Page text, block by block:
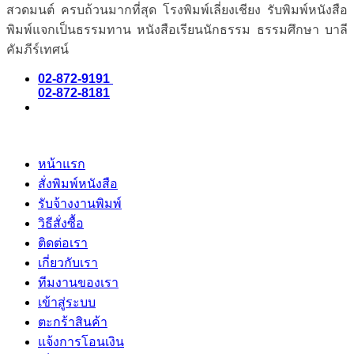
สวดมนต์ ครบถ้วนมากที่สุด โรงพิมพ์เลี่ยงเชียง รับพิมพ์หนังสือ
พิมพ์แจกเป็นธรรมทาน หนังสือเรียนนักธรรม ธรรมศึกษา บาลี
คัมภีร์เทศน์
02-872-9191
02-872-8181
หน้าแรก
สั่งพิมพ์หนังสือ
รับจ้างงานพิมพ์
วิธีสั่งซื้อ
ติดต่อเรา
เกี่ยวกับเรา
ทีมงานของเรา
เข้าสู่ระบบ
ตะกร้าสินค้า
แจ้งการโอนเงิน